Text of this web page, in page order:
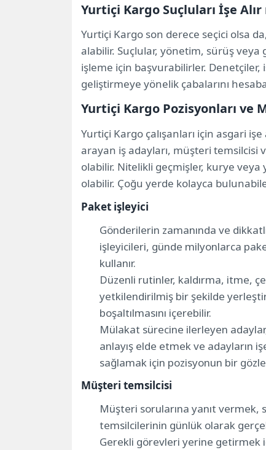
Yurtiçi Kargo Suçluları İşe Alır
Yurtiçi Kargo son derece seçici olsa
alabilir. Suçlular, yönetim, sürüş
işleme için başvurabilirler.
geliştirmeye yönelik çabalarını
Yurtiçi Kargo Pozisyonları ve
Yurtiçi Kargo çalışanları için asgari
arayan iş adayları, müşteri temsilcisi
olabilir. Nitelikli geçmişler, kurye
olabilir. Çoğu yerde kolayca
Paket işleyici
Gönderilerin zamanında ve
işleyicileri, günde milyonlarca
kullanır.
Düzenli rutinler, kaldırma, itme,
yetkilendirilmiş bir şekilde
boşaltılmasını içerebilir.
Mülakat sürecine ilerleyen
anlayış elde etmek ve adayların
sağlamak için pozisyonun bir
Müşteri temsilcisi
Müşteri sorularına yanıt
temsilcilerinin günlük olarak
Gerekli görevleri yerine getirmek